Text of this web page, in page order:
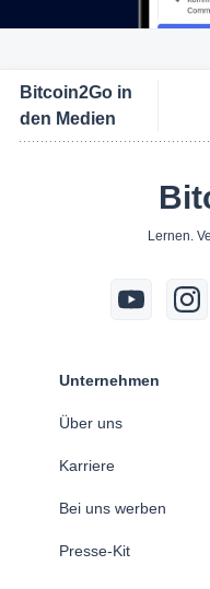
Bitcoin2Go in
den Medien
Lernen.
Unternehmen
Über uns
Karriere
Bei uns werben
Presse-Kit